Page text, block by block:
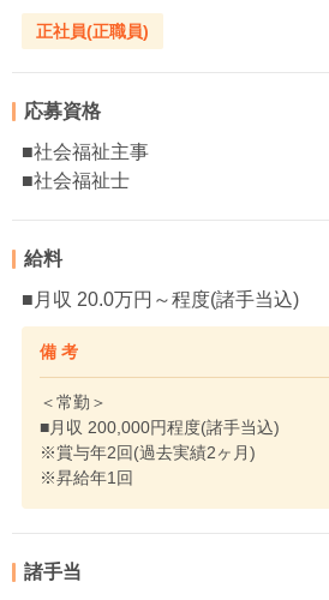
正社員(正職員)
応募資格
■社会福祉主事
■社会福祉士
給料
■月収 20.0万円～程度(諸手当込)
備 考
＜常勤＞
■月収 200,000円程度(諸手当込)
※賞与年2回(過去実績2ヶ月)
※昇給年1回
諸手当